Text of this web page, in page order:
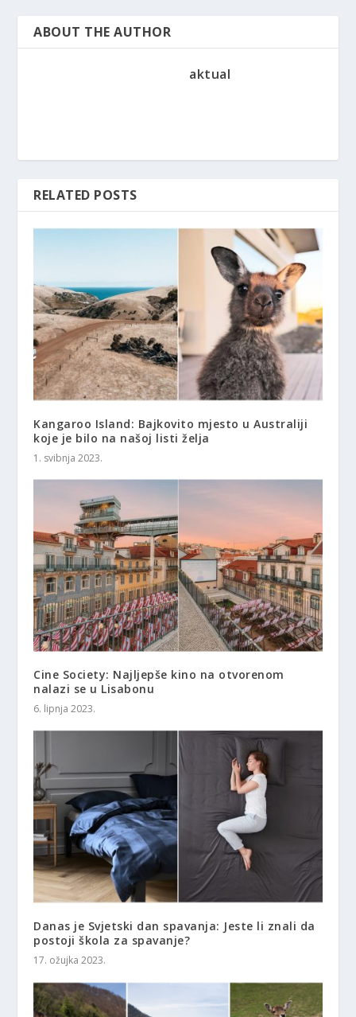
ABOUT THE AUTHOR
aktual
RELATED POSTS
Kangaroo Island: Bajkovito mjesto u Australiji
koje je bilo na našoj listi želja
1. svibnja 2023.
Cine Society: Najljepše kino na otvorenom
nalazi se u Lisabonu
6. lipnja 2023.
Danas je Svjetski dan spavanja: Jeste li znali da
postoji škola za spavanje?
17. ožujka 2023.